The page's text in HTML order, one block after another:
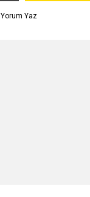
Yorum Yaz